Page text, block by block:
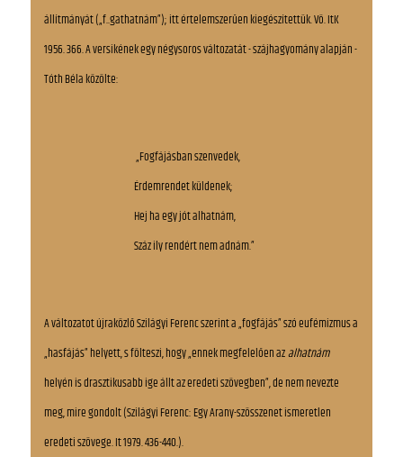
állítmányát („f..gathatnám”); itt értelemszerűen kiegészítettük. Vö. ItK
1956. 366. A versikének egy négysoros változatát - szájhagyomány alapján -
Tóth Béla közölte:
„Fogfájásban szenvedek,
Érdemrendet küldenek;
Hej ha egy jót alhatnám,
Száz ily rendért nem adnám.”
A változatot újraközlő Szilágyi Ferenc szerint a „fogfájás” szó eufémizmus a
„hasfájás” helyett, s fölteszi, hogy „ennek megfelelően azalhatnám
helyén is drasztikusabb ige állt az eredeti szövegben”, de nem nevezte
meg, mire gondolt (Szilágyi Ferenc: Egy Arany-szösszenet ismeretlen
eredeti szövege. It 1979. 436-440.).